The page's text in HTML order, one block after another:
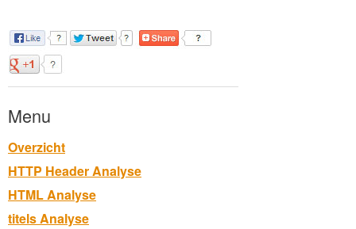
Menu
Overzicht
HTTP Header Analyse
HTML Analyse
titels Analyse